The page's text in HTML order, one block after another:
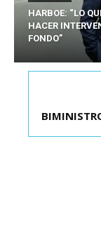
HARBOE: “LO
HACER
FONDO”
KAST SE